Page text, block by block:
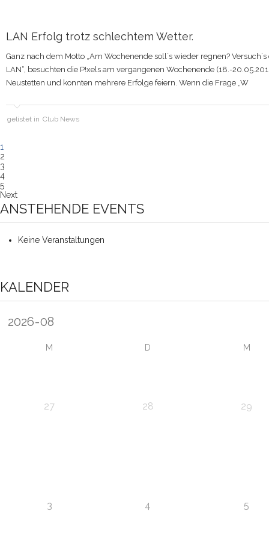
LAN Erfolg trotz schlechtem Wetter.
Ganz nach dem Motto „Am Wochenende soll`s wieder regnen?
LAN“, besuchten die P!xels am vergangenen Wochenende (18.-
Neustetten und konnten mehrere Erfolge feiern. Wenn die Frage „W
gelistet in Club News
1
2
3
4
5
Next
ANSTEHENDE EVENTS
Keine Veranstaltungen
KALENDER
M D M
27 28 29
3 4 5